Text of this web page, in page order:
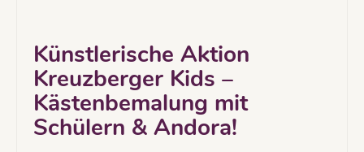
Künstlerische Aktion
Kreuzberger Kids –
Kästenbemalung mit
Schülern & Andora!